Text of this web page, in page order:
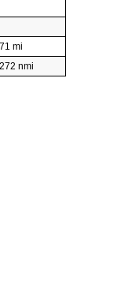
mi
nmi